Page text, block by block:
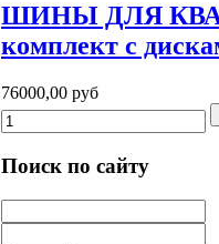
ШИНЫ ДЛЯ
комплект с
76000,00 руб
Поиск по сайту